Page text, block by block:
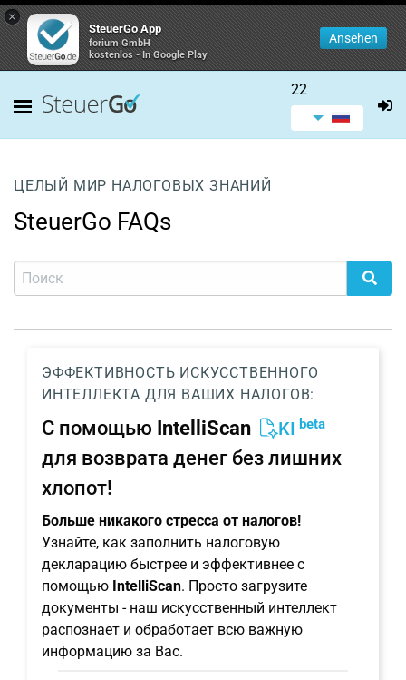
×
SteuerGo App
forium GmbH
kostenlos - In Google Play
Ansehen
22
ЦЕЛЫЙ МИР НАЛОГОВЫХ ЗНАНИЙ
SteuerGo FAQs
ЭФФЕКТИВНОСТЬ ИСКУССТВЕННОГО
ИНТЕЛЛЕКТА ДЛЯ ВАШИХ НАЛОГОВ:
С помощью IntelliScan KI beta
для возврата денег без лишних
хлопот!
Больше никакого стресса от налогов!
Узнайте, как заполнить налоговую
декларацию быстрее и эффективнее с
помощью IntelliScan. Просто загрузите
документы - наш искусственный интеллект
распознает и обработает всю важную
информацию за Вас.